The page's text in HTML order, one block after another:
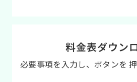
料金表ダウン
必要事項を入力し、ボタンを